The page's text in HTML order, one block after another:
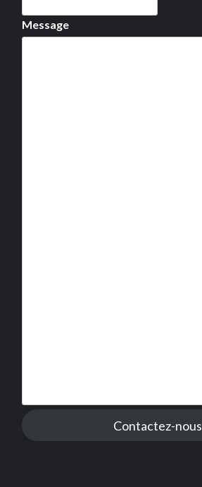
Message
Contactez-nous